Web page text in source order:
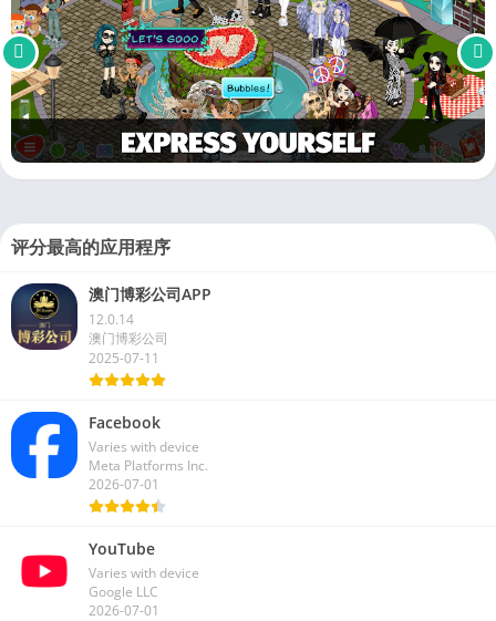
评分最高的应用程序
澳门博彩公司APP
12.0.14
澳门博彩公司
2025-07-11
Facebook
Varies with device
Meta Platforms Inc.
2026-07-01
YouTube
Varies with device
Google LLC
2026-07-01